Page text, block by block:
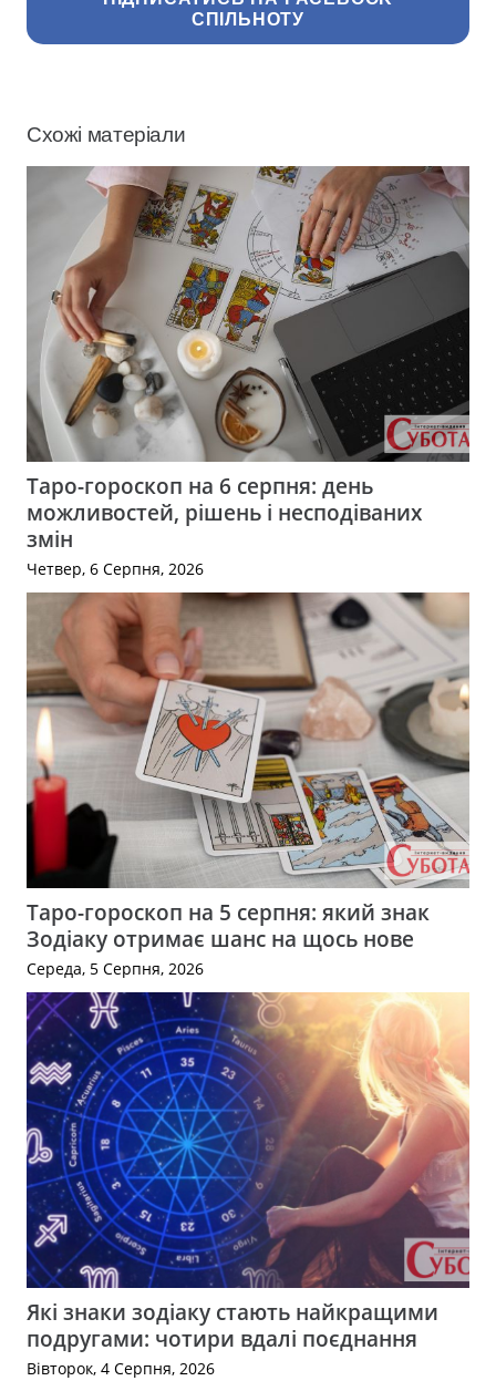
СПІЛЬНОТУ
Схожі матеріали
Таро-гороскоп на 6 серпня: день
можливостей, рішень і несподіваних
змін
Четвер, 6 Серпня, 2026
Таро-гороскоп на 5 серпня: який знак
Зодіаку отримає шанс на щось нове
Середа, 5 Серпня, 2026
Які знаки зодіаку стають найкращими
подругами: чотири вдалі поєднання
Вівторок, 4 Серпня, 2026